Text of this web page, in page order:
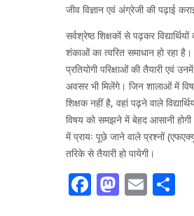
जीव विज्ञान एवं अंग्रेजी की पढ़ाई
सर्वश्रेष्ठ शिक्षकों से पढ़कर
शंकाओं का त्वरित समाधान हो रहा
प्रतियोगी परिक्षाओं की तैयारी एवं
अवसर भी मिलेंगे। जिन शालाओं में
शिक्षक नहीं है, वहां पढ़ने वाले
विषय को समझने में बेहद आसानी होगी।
में प्रायः पूछे जाने वाले प्रश्नों
तरिके से तैयारी हो पायेगी।
Facebook
Email